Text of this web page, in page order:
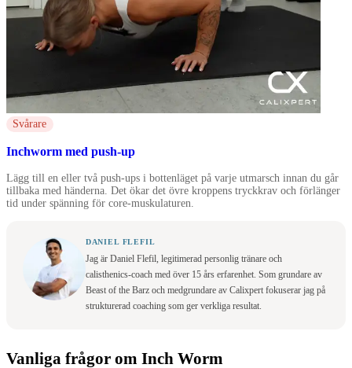
Svårare
Inchworm med push-up
Lägg till en eller två push-ups i bottenläget på varje utmarsch innan du går
tillbaka med händerna. Det ökar det övre kroppens tryckkrav och förlänger
tid under spänning för core-muskulaturen.
DANIEL FLEFIL
Jag är Daniel Flefil, legitimerad personlig tränare och
calisthenics-coach med över 15 års erfarenhet. Som grundare av
Beast of the Barz och medgrundare av Calixpert fokuserar jag på
strukturerad coaching som ger verkliga resultat.
Vanliga frågor om Inch Worm